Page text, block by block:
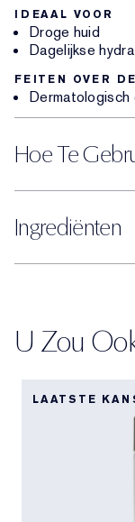
IDEAAL VOOR
Droge huid
Dagelijkse
FEITEN OVER
Hoe Te
Ingrediënten
U Zou
LAATSTE